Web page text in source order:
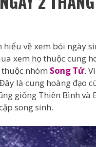
hiểu về xem bói ngày
xem họ thuộc cung
nhóm Song Tử.
là cung hoàng đạo
giống Thiên Bình
song sinh.